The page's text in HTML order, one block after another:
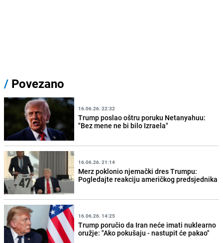
/ Povezano
16.06.26. 22:32
Trump poslao oštru poruku Netanyahuu:
"Bez mene ne bi bilo Izraela"
16.06.26. 21:14
Merz poklonio njemački dres Trumpu:
Pogledajte reakciju američkog predsjednika
16.06.26. 14:25
Trump poručio da Iran neće imati nuklearno
oružje: "Ako pokušaju - nastupit će pakao"